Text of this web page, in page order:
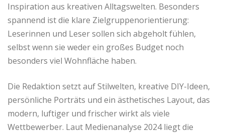
Inspiration aus kreativen Alltagswelten. Besonders
spannend ist die klare Zielgruppenorientierung:
Leserinnen und Leser sollen sich abgeholt fühlen,
selbst wenn sie weder ein großes Budget noch
besonders viel Wohnfläche haben.
Die Redaktion setzt auf Stilwelten, kreative DIY-Ideen,
persönliche Porträts und ein ästhetisches Layout, das
modern, luftiger und frischer wirkt als viele
Wettbewerber. Laut Medienanalyse 2024 liegt die